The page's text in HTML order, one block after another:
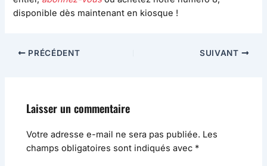
disponible dès maintenant en kiosque !
PRÉCÉDENT SUIVANT
Laisser un commentaire
Votre adresse e-mail ne sera pas publiée. Les
champs obligatoires sont indiqués avec *